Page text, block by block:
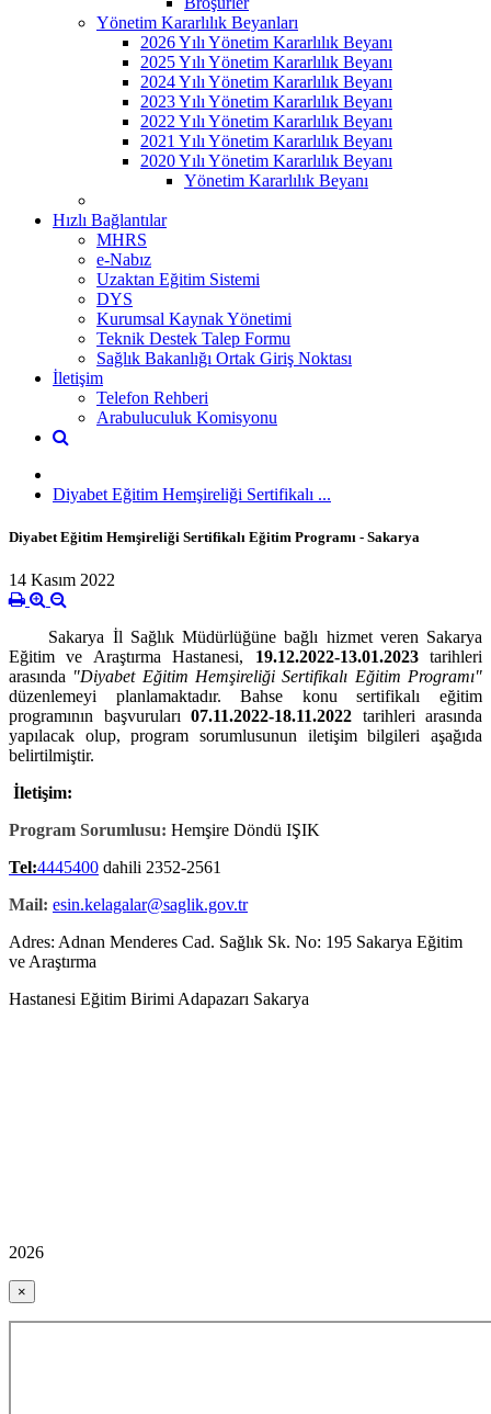
Yönetim Kararlılık Beyanları
2026 Yılı Yönetim Kararlılık Beyanı
2025 Yılı Yönetim Kararlılık Beyanı
2024 Yılı Yönetim Kararlılık Beyanı
2023 Yılı Yönetim Kararlılık Beyanı
2022 Yılı Yönetim Kararlılık Beyanı
2021 Yılı Yönetim Kararlılık Beyanı
2020 Yılı Yönetim Kararlılık Beyanı
Yönetim Kararlılık Beyanı
Hızlı Bağlantılar
MHRS
e-Nabız
Uzaktan Eğitim Sistemi
DYS
Kurumsal Kaynak Yönetimi
Teknik Destek Talep Formu
Sağlık Bakanlığı Ortak Giriş Noktası
İletişim
Telefon Rehberi
Arabuluculuk Komisyonu
Diyabet Eğitim Hemşireliği Sertifikalı ...
Diyabet Eğitim Hemşireliği Sertifikalı Eğitim Programı - Sakarya
14 Kasım 2022
Sakarya İl Sağlık Müdürlüğüne bağlı hizmet veren Sakarya
Eğitim ve Araştırma Hastanesi, 19.12.2022-13.01.2023tarihleri
arasında "Diyabet Eğitim Hemşireliği Sertifikalı Eğitim Programı"
düzenlemeyi planlamaktadır. Bahse konu sertifikalı eğitim
programının başvuruları 07.11.2022-18.11.2022 tarihleri arasında
yapılacak olup, program sorumlusunun iletişim bilgileri aşağıda
belirtilmiştir.
İletişim:
Program Sorumlusu: Hemşire Döndü IŞIK
Tel:4445400 dahili 2352-2561
Mail: esin.kelagalar@saglik.gov.tr
Adres: Adnan Menderes Cad. Sağlık Sk. No: 195 Sakarya Eğitim
ve Araştırma
Hastanesi Eğitim Birimi Adapazarı Sakarya
2026
×